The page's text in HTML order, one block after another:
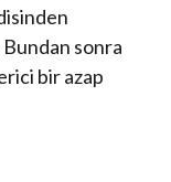
Bundan sonra
bir azap